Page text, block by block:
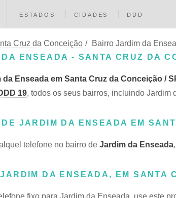
ESTADOS CIDADES DDD
Cruz da Conceição /
Bairro Jardim da
ENSEADA - SANTA CRUZ DA
da Enseada em Santa Cruz da Conceição /
19, todos os seus bairros, incluindo
JARDIM DA ENSEADA EM
telefone no bairro de Jardim da Enseada
DA ENSEADA, EM SANTA
fixo para Jardim da Enseada, use este